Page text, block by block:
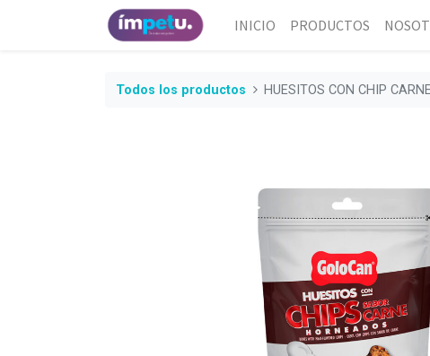
INICIO PRODUCTOS
Todos los productos HUESITOS CON CHIP